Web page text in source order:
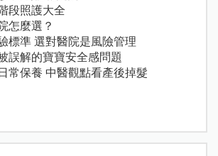
段照護大全
怎麼選？
標準 選對醫院是風險管理
誤解的寶寶安全感問題
常保養 中醫觀點看產後掉髮